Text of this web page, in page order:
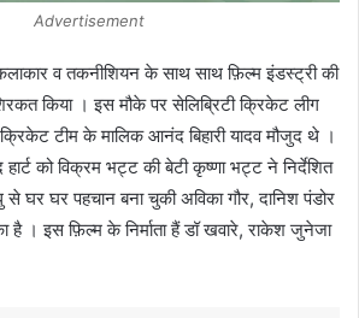
Advertisement
व तकनीशियन के साथ साथ फ़िल्म इंडस्ट्री की
किया । इस मौके पर सेलिब्रिटी क्रिकेट लीग
टीम के मालिक आनंद बिहारी यादव मौजुद थे ।
को विक्रम भट्ट की बेटी कृष्णा भट्ट ने निर्देशित
से घर घर पहचान बना चुकी अविका गौर, दानिश पंडोर
है । इस फ़िल्म के निर्माता हैं डॉ खवारे, राकेश जुनेजा